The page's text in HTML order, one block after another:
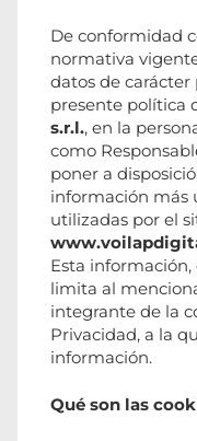
De conformidad
normativa
datos de
presente política
s.r.l., en la
como
poner a
información más
utilizadas por el
Esta
limita al
integrante de la
Privacidad, a la
información.
Qué son las